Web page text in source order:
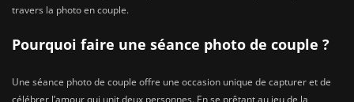
travers la photo en couple.
Pourquoi faire une séance photo de couple ?
Une séance photo de couple offre une occasion unique de capturer et de
célébrer l’amour qui unit deux personnes. En se prêtant au jeu de la